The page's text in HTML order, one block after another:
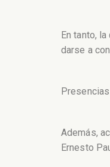
En tanto,
darse a
Presencias
Además,
Ernesto